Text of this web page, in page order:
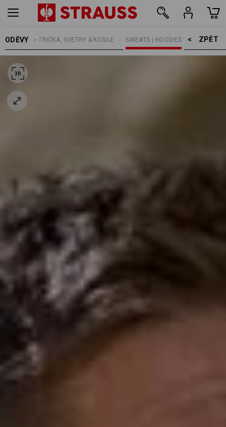
ODĚVY ZPĚT    >
SWEATS | HOODIES
TRIČKA, SVETRY & KOŠILE
MUŽI